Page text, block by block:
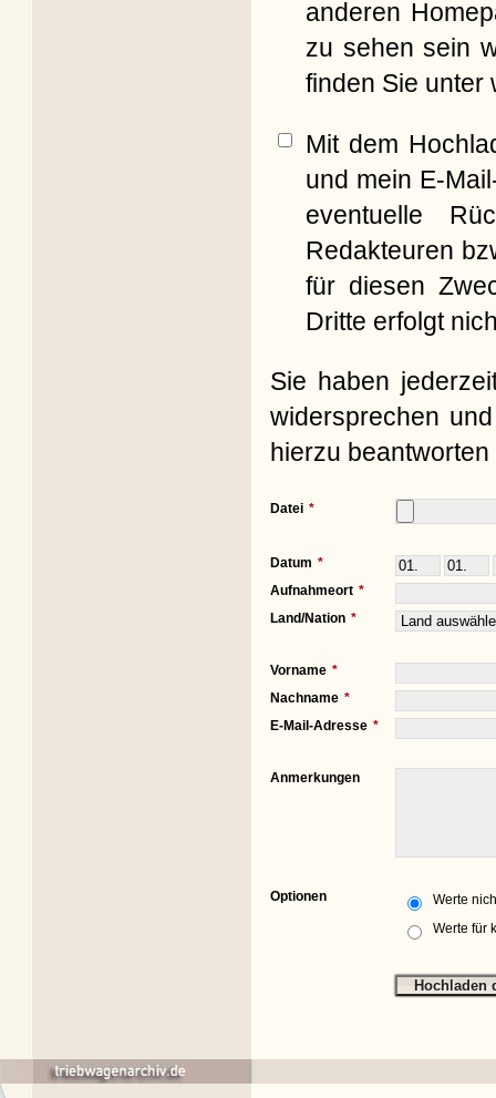
anderen
zu sehen sein
finden Sie unter
Mit dem
und mein E-
eventuelle
Redakteuren
für diesen
Dritte erfolgt
Sie haben
widersprechen
hierzu
Datei
Datum
Aufnahmeort
Land/Nation
Vorname
Nachname
E-Mail-Adresse
Anmerkungen
Optionen
Werte
Werte für